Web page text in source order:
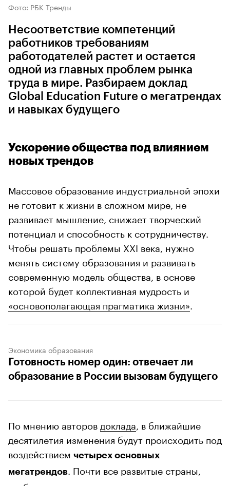
Фото: РБК Тренды
Несоответствие компетенций
работников требованиям
работодателей растет и остается
одной из главных проблем рынка
труда в мире. Разбираем доклад
Global Education Future о мегатрендах
и навыках будущего
Ускорение общества под влиянием
новых трендов
Массовое образование индустриальной эпохи
не готовит к жизни в сложном мире, не
развивает мышление, снижает творческий
потенциал и способность к сотрудничеству.
Чтобы решать проблемы XXI века, нужно
менять систему образования и развивать
современную модель общества, в основе
которой будет коллективная мудрость и
«основополагающая прагматика жизни»
Экономика образования
Готовность номер один: отвечает ли
образование в России вызовам будущего
По мнению авторов доклада , в ближайшие
десятилетия изменения будут происходить под
воздействием четырех основных
мегатрендов
. Почти все развитые страны,